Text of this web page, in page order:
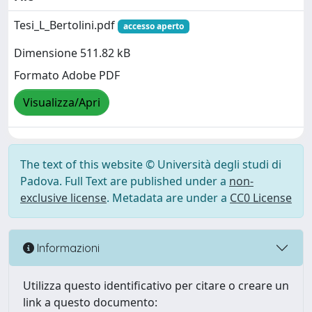
Tesi_L_Bertolini.pdf
accesso aperto
Dimensione 511.82 kB
Formato Adobe PDF
Visualizza/Apri
The text of this website © Università degli studi di
Padova. Full Text are published under a non-
exclusive license. Metadata are under a CC0 License
Informazioni
Utilizza questo identificativo per citare o creare un
link a questo documento: